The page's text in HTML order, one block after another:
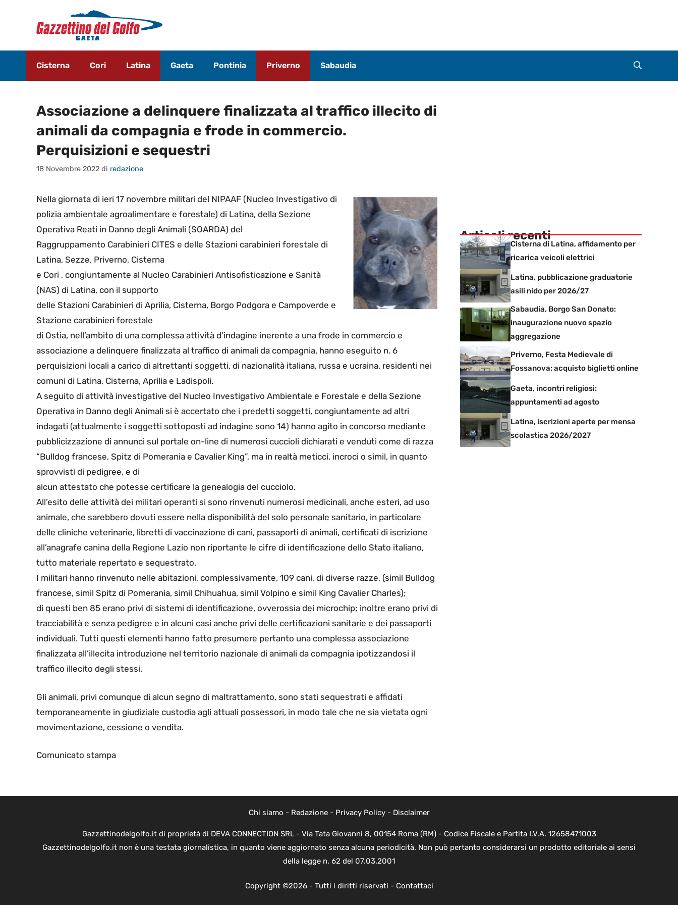
contenuto
Cisterna Cori Latina Gaeta Pontinia Priverno Sabaudia
Associazione a delinquere finalizzata al traffico illecito di
animali da compagnia e frode in commercio.
Perquisizioni e sequestri
18 Novembre 2022 di redazione
Nella giornata di ieri 17 novembre militari del NIPAAF (Nucleo Investigativo di
polizia ambientale agroalimentare e forestale) di Latina, della Sezione
Operativa Reati in Danno degli Animali (SOARDA) del
Raggruppamento Carabinieri CITES e delle Stazioni carabinieri forestale di
Latina, Sezze, Priverno, Cisterna
e Cori , congiuntamente al Nucleo Carabinieri Antisofisticazione e Sanità
(NAS) di Latina, con il supporto
delle Stazioni Carabinieri di Aprilia, Cisterna, Borgo Podgora e Campoverde e
Stazione carabinieri forestale
di Ostia, nell’ambito di una complessa attività d’indagine inerente a una frode in commercio e
associazione a delinquere finalizzata al traffico di animali da compagnia, hanno eseguito n. 6
perquisizioni locali a carico di altrettanti soggetti, di nazionalità italiana, russa e ucraina, residenti nei
comuni di Latina, Cisterna, Aprilia e Ladispoli.
A seguito di attività investigative del Nucleo Investigativo Ambientale e Forestale e della Sezione
Operativa in Danno degli Animali si è accertato che i predetti soggetti, congiuntamente ad altri
indagati (attualmente i soggetti sottoposti ad indagine sono 14) hanno agito in concorso mediante
pubblicizzazione di annunci sul portale on-line di numerosi cuccioli dichiarati e venduti come di razza
“Bulldog francese, Spitz di Pomerania e Cavalier King”, ma in realtà meticci, incroci o simil, in quanto
sprovvisti di pedigree, e di
alcun attestato che potesse certificare la genealogia del cucciolo.
All’esito delle attività dei militari operanti si sono rinvenuti numerosi medicinali, anche esteri, ad uso
animale, che sarebbero dovuti essere nella disponibilità del solo personale sanitario, in particolare
delle cliniche veterinarie, libretti di vaccinazione di cani, passaporti di animali, certificati di iscrizione
all’anagrafe canina della Regione Lazio non riportante le cifre di identificazione dello Stato italiano,
tutto materiale repertato e sequestrato.
I militari hanno rinvenuto nelle abitazioni, complessivamente, 109 cani, di diverse razze, (simil Bulldog
francese, simil Spitz di Pomerania, simil Chihuahua, simil Volpino e simil King Cavalier Charles);
di questi ben 85 erano privi di sistemi di identificazione, ovverossia dei microchip; inoltre erano privi di
tracciabilità e senza pedigree e in alcuni casi anche privi delle certificazioni sanitarie e dei passaporti
individuali. Tutti questi elementi hanno fatto presumere pertanto una complessa associazione
finalizzata all’illecita introduzione nel territorio nazionale di animali da compagnia ipotizzandosi il
traffico illecito degli stessi.
Gli animali, privi comunque di alcun segno di maltrattamento, sono stati sequestrati e affidati
temporaneamente in giudiziale custodia agli attuali possessori, in modo tale che ne sia vietata ogni
movimentazione, cessione o vendita.
Comunicato stampa
Articoli recenti
Cisterna di Latina, affidamento per
ricarica veicoli elettrici
Latina, pubblicazione graduatorie
asili nido per 2026/27
Sabaudia, Borgo San Donato:
inaugurazione nuovo spazio
aggregazione
Priverno, Festa Medievale di
Fossanova: acquisto biglietti online
Gaeta, incontri religiosi:
appuntamenti ad agosto
Latina, iscrizioni aperte per mensa
scolastica 2026/2027
Chi siamo - Redazione- Privacy Policy- Disclaimer
Gazzettinodelgolfo.it di proprietà di DEVA CONNECTION SRL - Via Tata Giovanni 8, 00154 Roma (RM) - Codice Fiscale e Partita I.V.A. 12658471003
Gazzettinodelgolfo.it non è una testata giornalistica, in quanto viene aggiornato senza alcuna periodicità. Non può pertanto considerarsi un prodotto editoriale ai sensi
della legge n. 62 del 07.03.2001
Copyright ©2026 - Tutti i diritti riservati - Contattaci